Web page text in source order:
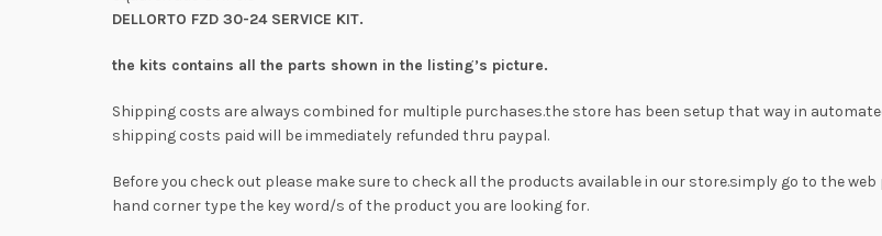
DELLORTO FZD 30-24 SERVICE KIT.
the kits contains all the parts shown in the listing’s picture.
Shipping costs are always combined for multiple purchases.the store has been setup that way in
shipping costs paid will be immediately refunded thru paypal.
Before you check out please make sure to check all the products available in our store.simply go to the
hand corner type the key word/s of the product you are looking for.